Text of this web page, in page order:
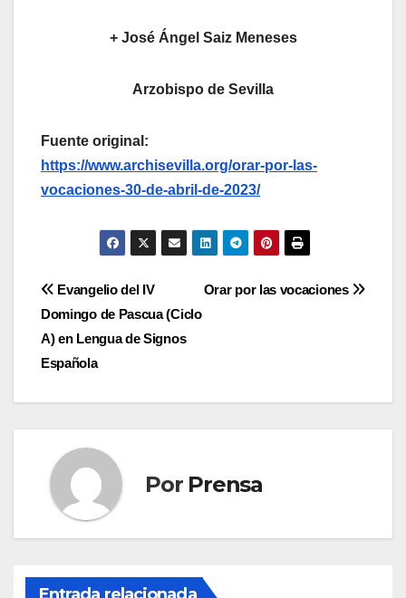
+ José Ángel Saiz Meneses
Arzobispo de Sevilla
Fuente original:
https://www.archisevilla.org/orar-por-las-
vocaciones-30-de-abril-de-2023/
Navegación
de
entradas
Orar por las vocaciones
Evangelio del IV
Domingo de Pascua (Ciclo
A) en Lengua de Signos
Española
Por Prensa